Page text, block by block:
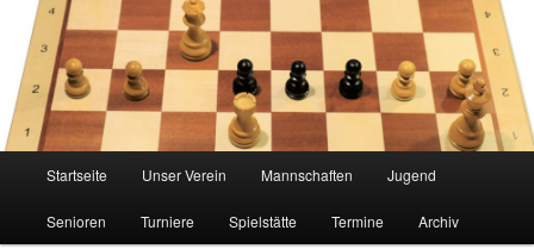
Zum
primären
Zum
sekundären
Startseite Unser Verein Mannschaften Jugend
Senioren Turniere Spielstätte Termine Archiv